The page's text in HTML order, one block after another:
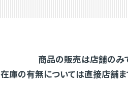
商品の販売は店舗のみ
在庫の有無については直接店舗ま